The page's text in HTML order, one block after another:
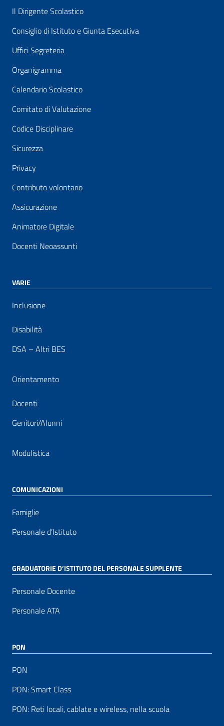
Il Dirigente Scolastico
Consiglio di Istituto e Giunta Esecutiva
Uffici Segreteria
Organigramma
Calendario Scolastico
Comitato di Valutazione
Codice Disciplinare
Sicurezza
Privacy
Contributo volontario
Assicurazione
Animatore Digitale
Docenti Neoassunti
VARIE
Inclusione
Disabilità
DSA – Altri BES
Orientamento
Docenti
Genitori/Alunni
Modulistica
COMUNICAZIONI
Famiglie
Personale d’Istituto
GRADUATORIE D’ISTITUTO DEL PERSONALE SUPPLENTE
Personale Docente
Personale ATA
PON
PON
PON: Smart Class
PON: Reti locali, cablate e wireless, nella scuola